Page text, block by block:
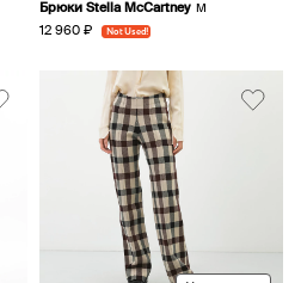
Брюки Stella McCartney M
12 960 ₽ Not Used!